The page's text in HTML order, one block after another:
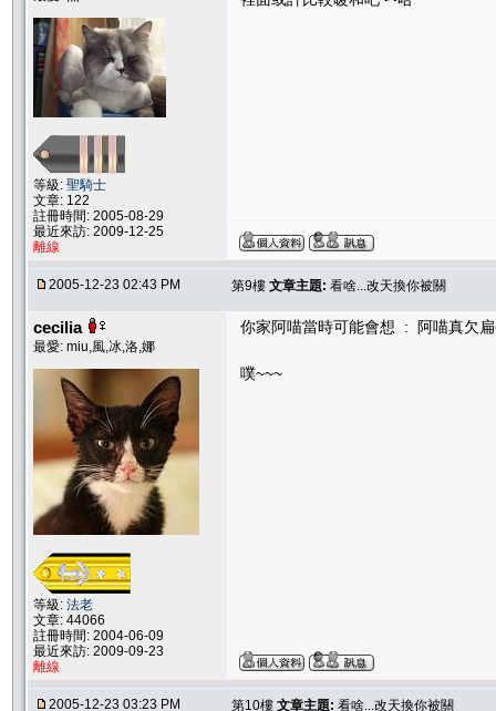
等級: 聖騎士
文章: 122
註冊時間: 2005-08-29
最近來訪: 2009-12-25
離線
2005-12-23 02:43 PM 第9樓 文章主題: 看啥...改天換你被關
cecilia
最愛: miu,風,冰,洛,娜
等級: 法老
文章: 44066
註冊時間: 2004-06-09
最近來訪: 2009-09-23
離線
你家阿喵當時可能會想 : 阿喵真欠
噗~~~
2005-12-23 03:23 PM 第10樓 文章主題: 看啥...改天換你被關